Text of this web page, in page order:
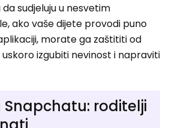
sudjeluju u nesvetim
ako vaše dijete provodi puno
morate ga zaštititi od
izgubiti nevinost i napraviti
Snapchatu: roditelji